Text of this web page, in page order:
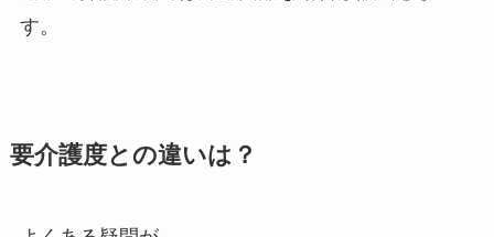
す。
要介護度との違いは？